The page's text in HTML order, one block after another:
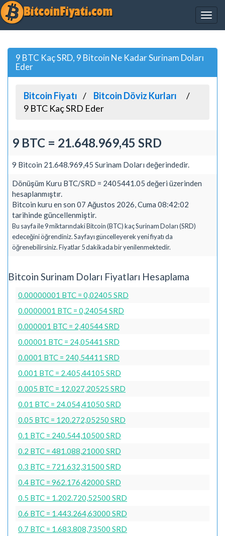
9 BTC Kaç SRD, 9 Bitcoin Ne Kadar Surinam Doları
Eder
Bitcoin Fiyatı
Bitcoin Döviz Kurları
9 BTC Kaç SRD Eder
9 BTC = 21.648.969,45 SRD
9 Bitcoin 21.648.969,45 Surinam Doları değerindedir.
Dönüşüm Kuru BTC/SRD = 2405441.05 değeri üzerinden
hesaplanmıştır.
Bitcoin kuru en son 07 Ağustos 2026, Cuma 08:42:02
tarihinde güncellenmiştir.
Bu sayfa ile 9 miktarındaki Bitcoin (BTC) kaç Surinam Doları (SRD)
edeceğini öğrendiniz. Sayfayı güncelleyerek yeni fiyatı da
öğrenebilirsiniz. Fiyatlar 5 dakikada bir yenilenmektedir.
Bitcoin Surinam Doları Fiyatları Hesaplama
0.00000001 BTC = 0,02405 SRD
0.0000001 BTC = 0,24054 SRD
0.000001 BTC = 2,40544 SRD
0.00001 BTC = 24,05441 SRD
0.0001 BTC = 240,54411 SRD
0.001 BTC = 2.405,44105 SRD
0.005 BTC = 12.027,20525 SRD
0.01 BTC = 24.054,41050 SRD
0.05 BTC = 120.272,05250 SRD
0.1 BTC = 240.544,10500 SRD
0.2 BTC = 481.088,21000 SRD
0.3 BTC = 721.632,31500 SRD
0.4 BTC = 962.176,42000 SRD
0.5 BTC = 1.202.720,52500 SRD
0.6 BTC = 1.443.264,63000 SRD
0.7 BTC = 1.683.808,73500 SRD